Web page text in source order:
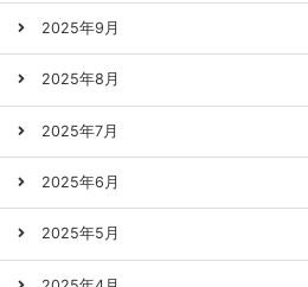
2025年9月
2025年8月
2025年7月
2025年6月
2025年5月